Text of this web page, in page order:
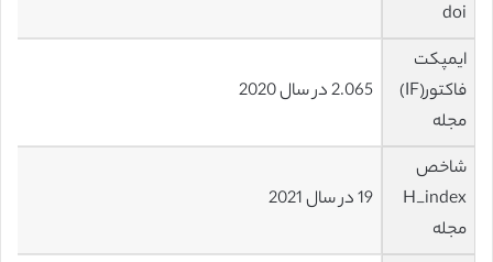
doi
ایمپکت
فاکتور(IF)
مجله
2.065 در سال 2020
شاخص
H_index
مجله
19 در سال 2021